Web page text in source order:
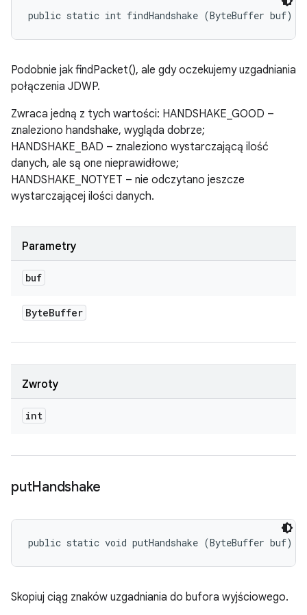
public static int findHandshake (ByteBuffer buf)
Podobnie jak findPacket(), ale gdy oczekujemy uzgadniania
połączenia JDWP.
Zwraca jedną z tych wartości: HANDSHAKE_GOOD –
znaleziono handshake, wygląda dobrze;
HANDSHAKE_BAD – znaleziono wystarczającą ilość
danych, ale są one nieprawidłowe;
HANDSHAKE_NOTYET – nie odczytano jeszcze
wystarczającej ilości danych.
Parametry
buf
ByteBuffer
Zwroty
int
putHandshake
public static void putHandshake (ByteBuffer buf)
Skopiuj ciąg znaków uzgadniania do bufora wyjściowego.